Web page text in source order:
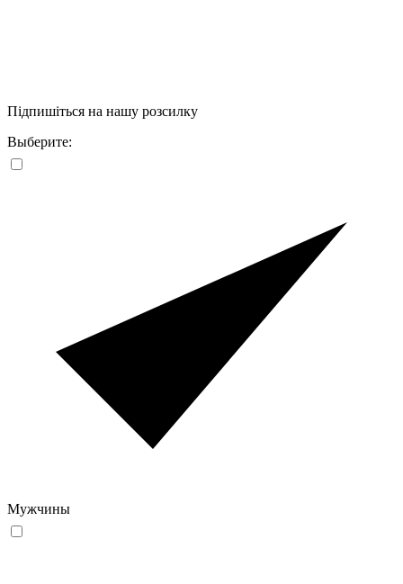
Підпишіться на нашу розсилку
Выберите:
Мужчины